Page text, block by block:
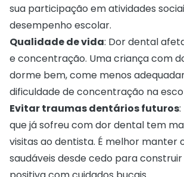
sua participação em atividades
desempenho escolar.
Qualidade de vida: Dor dental
e concentração. Uma criança com
dorme bem, come menos
dificuldade de concentração na
Evitar traumas dentários futuros
que já sofreu com dor dental tem
visitas ao dentista. É melhor manter
saudáveis desde cedo para